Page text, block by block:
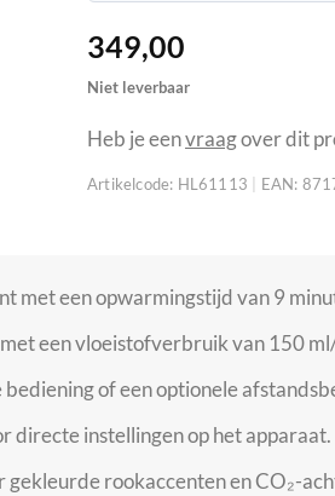
349,00
Niet leverbaar
Heb je eenvraagover dit
Artikelcode: HL61113 EAN:
met een opwarmingstijd van 9
een vloeistofverbruik van 150
of een optionele
directe instellingen op het apparaat.
rookaccenten en CO₂-